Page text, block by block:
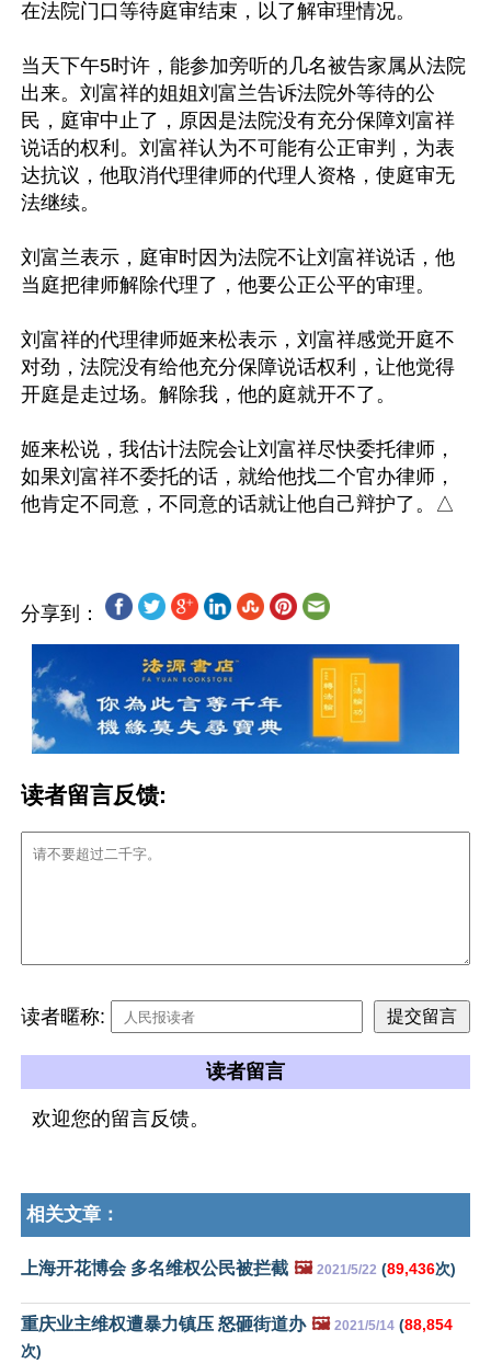
在法院门口等待庭审结束，以了解审理情况。
当天下午5时许，能参加旁听的几名被告家属从法院
出来。刘富祥的姐姐刘富兰告诉法院外等待的公
民，庭审中止了，原因是法院没有充分保障刘富祥
说话的权利。刘富祥认为不可能有公正审判，为表
达抗议，他取消代理律师的代理人资格，使庭审无
法继续。
刘富兰表示，庭审时因为法院不让刘富祥说话，他
当庭把律师解除代理了，他要公正公平的审理。
刘富祥的代理律师姬来松表示，刘富祥感觉开庭不
对劲，法院没有给他充分保障说话权利，让他觉得
开庭是走过场。解除我，他的庭就开不了。
姬来松说，我估计法院会让刘富祥尽快委托律师，
如果刘富祥不委托的话，就给他找二个官办律师，
分享到：
读者留言反馈:
读者暱称:
读者留言
欢迎您的留言反馈。
相关文章：
上海开花博会 多名维权公民被拦截 🖼️ 2021/5/22 (89,436次)
重庆业主维权遭暴力镇压 怒砸街道办 🖼️ 2021/5/14 (88,854
次)